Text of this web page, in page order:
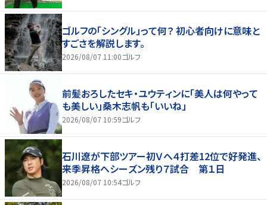
ゴルフの「シングル」って何？ 初心者向けに意味と
すごさを解説します。
2026/08/07 11:00ゴルフ
前髪おろしたセキ・ユウティンに「美人は何やって
も美しい」桑木志帆も「いいね」
2026/08/07 10:59ゴルフ
石川遼が下部ツアー初Ｖへ４打差12位で好発進、
来季昇格へシーズン残り７試合 第１日
2026/08/07 10:54ゴルフ